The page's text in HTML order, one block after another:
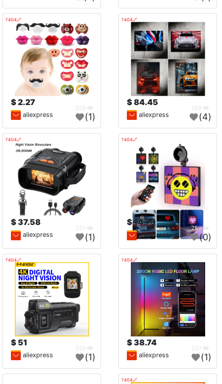
🔗404?
84.45 $
aliexpress (4)
🔗404?
2.27 $
aliexpress (1)
🔗404?
14.73 $
259
aliexpress (0)
🔗404?
37.58 $
aliexpress (1)
🔗404?
38.74 $
aliexpress (1)
🔗404?
51 $
aliexpress (1)
🔗404?